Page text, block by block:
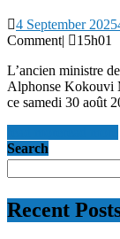
4 September 2025
Comment|
15h01
L’ancien ministre de l’Administration territoriale et de la Sécurité
Alphonse Kokouvi
ce samedi 30 août
Search
Recent